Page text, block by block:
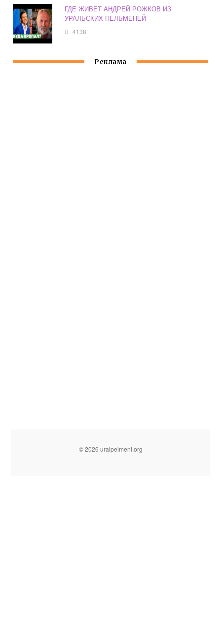
ГДЕ ЖИВЕТ АНДРЕЙ РОЖКОВ ИЗ
УРАЛЬСКИХ ПЕЛЬМЕНЕЙ
4138
Реклама
© 2026 uralpelmeni.org